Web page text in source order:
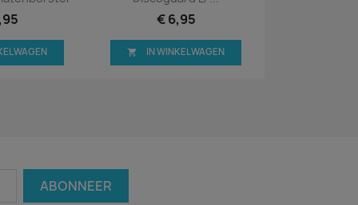
€ 6,95
 IN WINKELWAGEN